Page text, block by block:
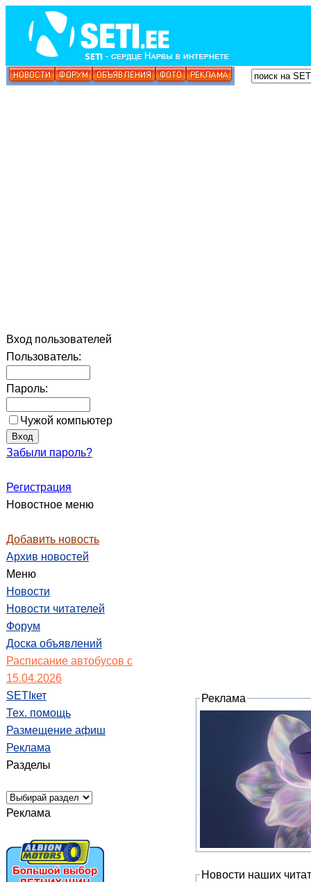
Вход пользователей
Пользователь:
Пароль:
Чужой компьютер
Забыли пароль?
Регистрация
Новостное меню
Добавить новость
Архив новостей
Меню
Новости
Новости читателей
Форум
Доска объявлений
Расписание автобусов с
15.04.2026
SETIкет
Тех. помощь
Размещение афиш
Реклама
Разделы
Реклама
Реклама
Новости наших